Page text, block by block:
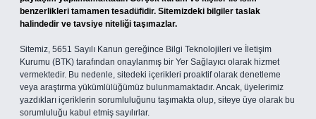
benzerlikleri tamamen tesadüfidir. Sitemizdeki bilgiler taslak
halindedir ve tavsiye niteliği taşımazlar.
Sitemiz, 5651 Sayılı Kanun gereğince Bilgi Teknolojileri ve İletişim
Kurumu (BTK) tarafından onaylanmış bir Yer Sağlayıcı olarak hizmet
vermektedir. Bu nedenle, sitedeki içerikleri proaktif olarak denetleme
veya araştırma yükümlülüğümüz bulunmamaktadır. Ancak, üyelerimiz
yazdıkları içeriklerin sorumluluğunu taşımakta olup, siteye üye olarak bu
sorumluluğu kabul etmiş sayılırlar.